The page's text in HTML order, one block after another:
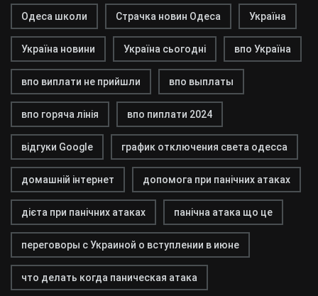
Одеса школи Страчка новин Одеса Україна
Україна новини Україна сьогодні впо Україна
впо виплати не прийшли впо выплаты
впо горяча лінія впо пиплати 2024
відгуки Google график отключения света одесса
домашній інтернет допомога при панічних атаках
дієта при панічних атаках панічна атака що це
переговоры с Украиной о вступлении в июне
что делать когда паническая атака